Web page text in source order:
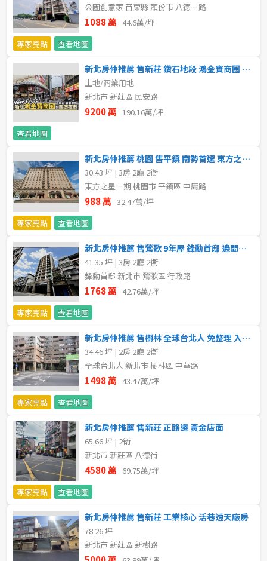
屋齡
不拘
5-10 年 10-20 年
20-30 年
40 年以上
售價
公園創意家 苗栗縣 頭份市 八德一路
1088 萬 44.6萬/坪
專家亮點
查看地圖
新北房仲推薦 售新莊 鑽石地段 鴻金寶商圈 黃金商業地
土地/商業用地
新北市 新莊區 民安路
9200 萬 190.16萬/坪
查看地圖
新北房仲推薦 桃園 售平鎮 南勢首選 東方之星 優質3房
30.43 坪 | 3房 2廳 2衛
東方之星一期 桃園市 平鎮區 中庸路
988 萬 32.47萬/坪
專家亮點
查看地圖
新北房仲推薦 售鶯歌 9年屋 鋒勳首邸 邊間採光 電梯三房
41.35 坪 | 3房 2廳 2衛
鋒勳首邸 新北市 鶯歌區 行政路
1768 萬 42.76萬/坪
專家亮點
查看地圖
新北房仲推薦 售樹林 全球台北人 免整理 入住精品兩房
34.46 坪 | 2房 2廳 2衛
全球台北人 新北市 樹林區 中華路
1498 萬 43.47萬/坪
專家亮點
查看地圖
新北房仲推薦 售新莊 正路邊 黃金店面
65.66 坪 | 2衛
新北市 新莊區 八德街
4580 萬 69.75萬/坪
專家亮點
查看地圖
新北房仲推薦 售新莊 工業核心 活巷透天廠房
78.26 坪
新北市 新莊區 新樹路